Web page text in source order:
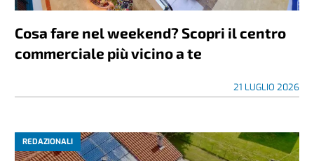
Cosa fare nel weekend? Scopri il centro
commerciale più vicino a te
21 LUGLIO 2026
REDAZIONALI